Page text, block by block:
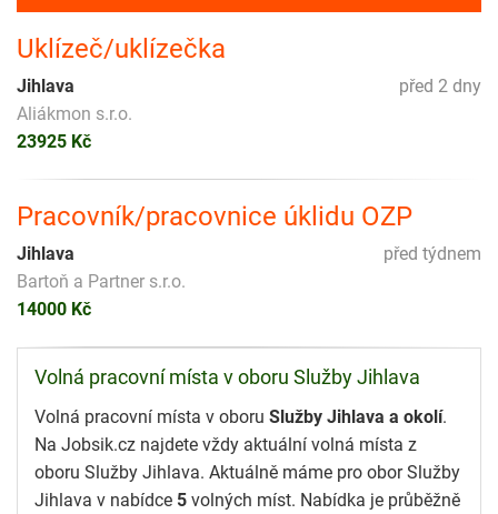
Uklízeč/uklízečka
před 2 dny
Jihlava
Aliákmon s.r.o.
23925 Kč
Pracovník/pracovnice úklidu OZP
před týdnem
Jihlava
Bartoň a Partner s.r.o.
14000 Kč
Volná pracovní místa v oboru Služby Jihlava
Volná pracovní místa v oboru Služby Jihlava a okolí.
Na Jobsik.cz najdete vždy aktuální volná místa z
oboru Služby Jihlava. Aktuálně máme pro obor Služby
Jihlava v nabídce 5 volných míst. Nabídka je průběžně